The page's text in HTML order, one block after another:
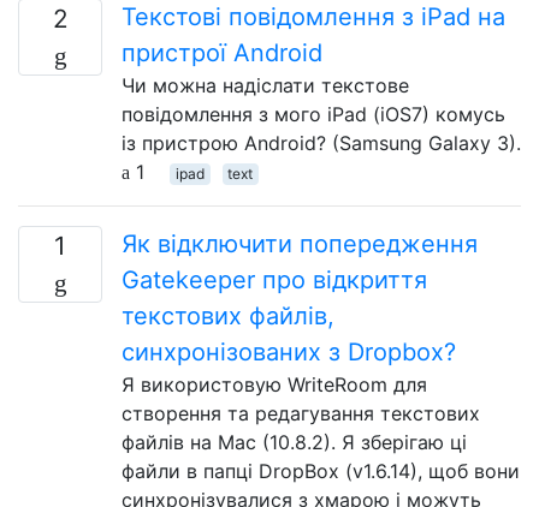
2
Текстові повідомлення з iPad на
пристрої Android
Чи можна надіслати текстове
повідомлення з мого iPad (iOS7) комусь
із пристрою Android? (Samsung Galaxy 3).
1
ipad text
1
Як відключити попередження
Gatekeeper про відкриття
текстових файлів,
синхронізованих з Dropbox?
Я використовую WriteRoom для
створення та редагування текстових
файлів на Mac (10.8.2). Я зберігаю ці
файли в папці DropBox (v1.6.14), щоб вони
синхронізувалися з хмарою і можуть